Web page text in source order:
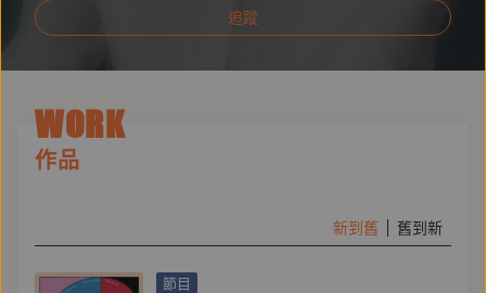
追蹤
WORK
作品
新到舊 舊到新
節目